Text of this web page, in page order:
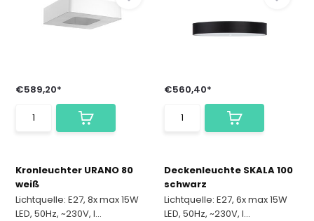
€589,20*
Kronleuchter URANO 80
weiß
Lichtquelle: E27, 8x max 15W
LED, 50Hz, ~230V, I...
€560,40*
Deckenleuchte SKALA 100
schwarz
Lichtquelle: E27, 6x max 15W
LED, 50Hz, ~230V, I...